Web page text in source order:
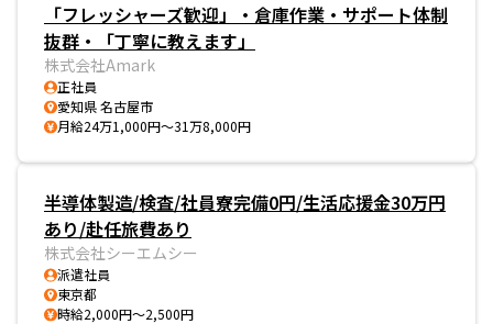
「フレッシャーズ歓迎」・倉庫作業・サポート体制
抜群・「丁寧に教えます」
株式会社Amark
正社員
愛知県 名古屋市
月給24万1,000円～31万8,000円
半導体製造/検査/社員寮完備0円/生活応援金30万円
あり/赴任旅費あり
株式会社シーエムシー
派遣社員
東京都
時給2,000円～2,500円